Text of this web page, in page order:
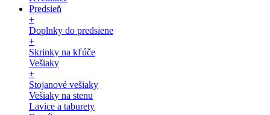
Predsieň
+
Doplnky do predsiene
+
Skrinky na kľúče
Vešiaky
+
Stojanové vešiaky
Vešiaky na stenu
Lavice a taburety